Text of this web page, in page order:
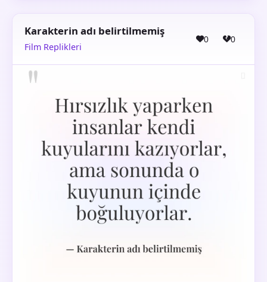
Karakterin adı belirtilmemiş
Film Replikleri
0 0